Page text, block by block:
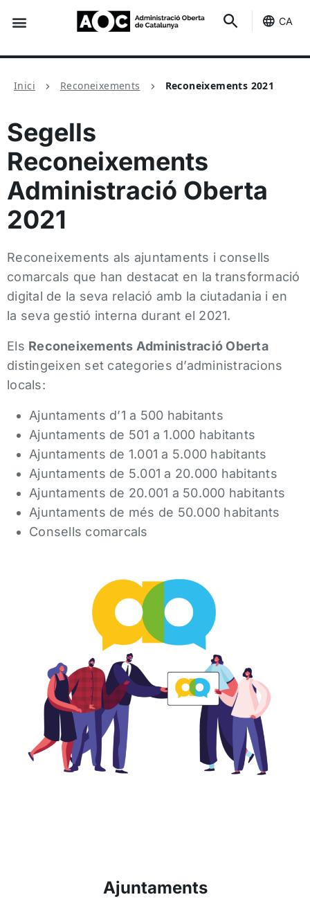
CA
Inici Reconeixements Reconeixements 2021
Segells
Reconeixements
Administració Oberta
2021
Reconeixements als ajuntaments i consells
comarcals que han destacat en la transformació
digital de la seva relació amb la ciutadania i en
la seva gestió interna durant el 2021.
Els Reconeixements Administració Oberta
distingeixen set categories d’administracions
locals:
Ajuntaments d’1 a 500 habitants
Ajuntaments de 501 a 1.000 habitants
Ajuntaments de 1.001 a 5.000 habitants
Ajuntaments de 5.001 a 20.000 habitants
Ajuntaments de 20.001 a 50.000 habitants
Ajuntaments de més de 50.000 habitants
Consells comarcals
Ajuntaments